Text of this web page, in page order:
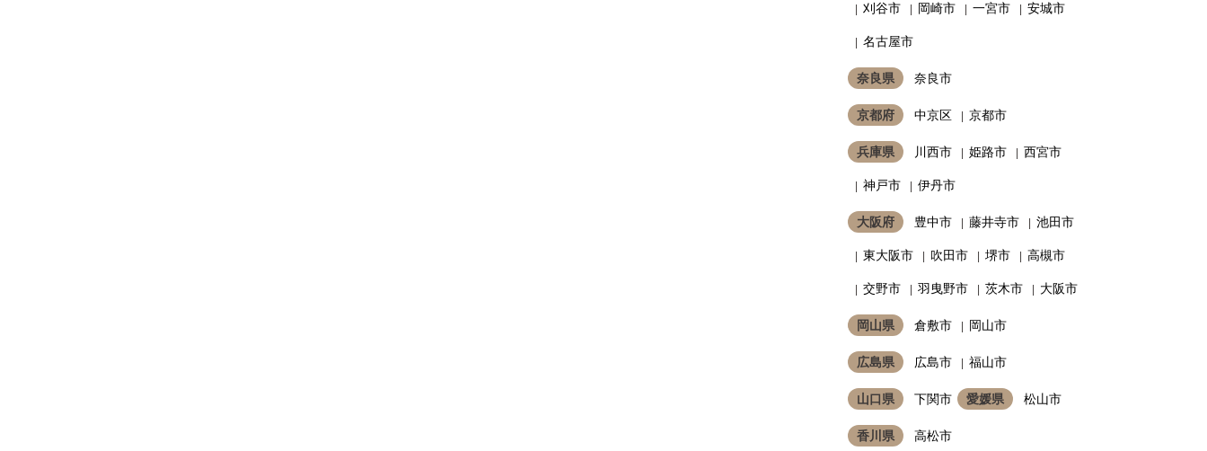
刈谷市 岡崎市 一宮市 安城市
名古屋市
奈良県 奈良市
京都府 中京区 京都市
兵庫県 川西市 姫路市 西宮市
神戸市 伊丹市
大阪府 豊中市 藤井寺市 池田市
東大阪市 吹田市 堺市 高槻市
交野市 羽曳野市 茨木市 大阪市
岡山県 倉敷市 岡山市
広島県 広島市 福山市
山口県 下関市 愛媛県 松山市
香川県 高松市